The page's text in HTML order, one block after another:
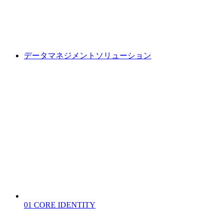
データマネジメントソリューション
01 CORE IDENTITY